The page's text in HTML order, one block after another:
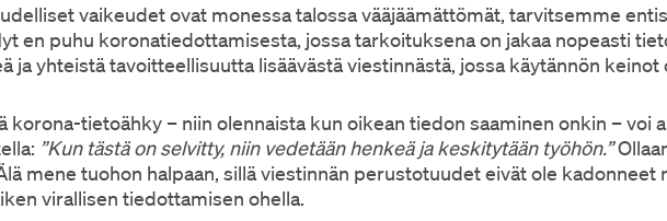
vaikeudet ovat monessa talossa vääjäämättömät, tarvitsemme
en puhu koronatiedottamisesta, jossa tarkoituksena on jakaa nopeasti
ja yhteistä tavoitteellisuutta lisäävästä viestinnästä, jossa käytännön keinot
korona-tietoähky – niin olennaista kun oikean tiedon saaminen onkin – voi
”Kun tästä on selvitty, niin vedetään henkeä ja keskitytään työhön.”
mene tuohon halpaan, sillä viestinnän perustotuudet eivät ole
virallisen tiedottamisen ohella.